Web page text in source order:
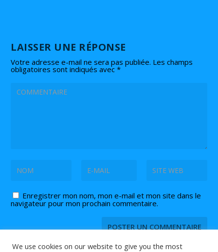
LAISSER UNE RÉPONSE
Votre adresse e-mail ne sera pas publiée. Les champs
obligatoires sont indiqués avec*
Enregistrer mon nom, mon e-mail et mon site dans le
navigateur pour mon prochain commentaire.
We use cookies on our website to give you the most